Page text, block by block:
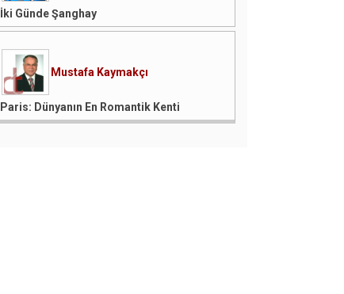
İki Günde Şanghay
Mustafa Kaymakçı
Paris: Dünyanın En Romantik Kenti